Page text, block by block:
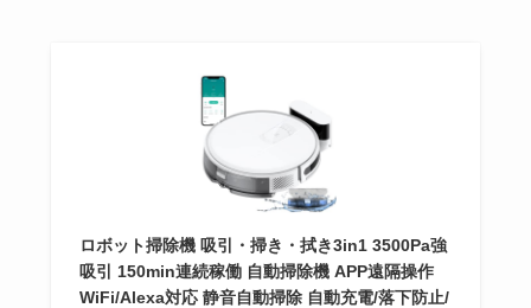
ロボット掃除機 吸引・掃き・拭き3in1 3500Pa強
吸引 150min連続稼働 自動掃除機 APP遠隔操作
WiFi/Alexa対応 静音自動掃除 自動充電/落下防止/